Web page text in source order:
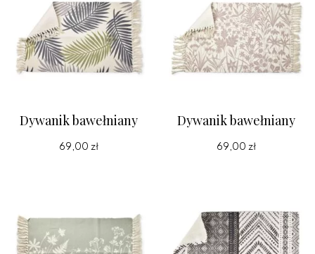
Dywanik bawełniany
69,00 zł
Dywanik bawełniany
69,00 zł